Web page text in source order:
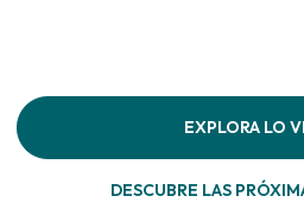
EXPLORA LO
DESCUBRE LAS